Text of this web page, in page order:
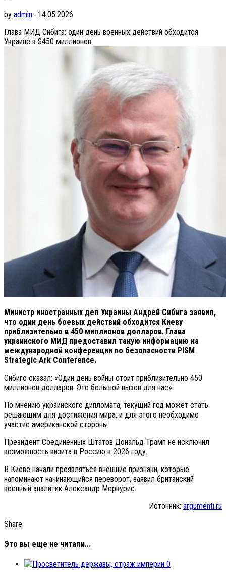
by admin · 14.05.2026
Глава МИД Сибига: один день военных действий обходится
Украине в $450 миллионов
Министр иностранных дел Украины Андрей Сибига заявил,
что один день боевых действий обходится Киеву
приблизительно в 450 миллионов долларов. Глава
украинского МИД предоставил такую информацию на
международной конференции по безопасности PISM
Strategic Ark Conference.
Сибиго сказал: «Один день войны стоит приблизительно 450
миллионов долларов. Это большой вызов для нас».
По мнению украинского дипломата, текущий год может стать
решающим для достижения мира, и для этого необходимо
участие американской стороны.
Президент Соединенных Штатов Дональд Трамп не исключил
возможность визита в Россию в 2026 году.
В Киеве начали проявляться внешние признаки, которые
напоминают начинающийся переворот, заявил британский
военный аналитик Александр Меркурис.
Источник: argumenti.ru
Share
Это вы еще не читали...
0